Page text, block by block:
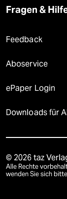
Fragen &
Feedback
Aboservice
ePaper Login
Downloads für
© 2026 taz
Alle Rechte
wenden Sie sich